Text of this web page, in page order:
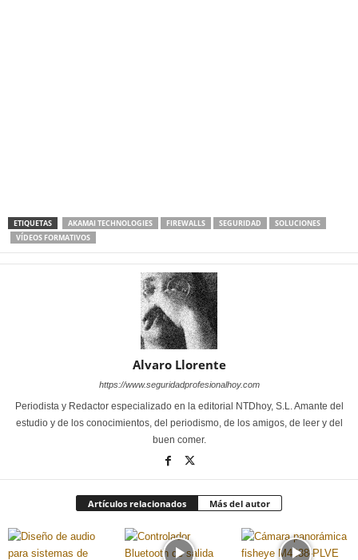
ETIQUETAS AKAMAI TECHNOLOGIES FIREWALLS SEGURIDAD
SOLUCIONES
VÍDEOS FORMATIVOS
Alvaro Llorente
https://www.seguridadprofesionalhoy.com
Periodista y Redactor especializado en la editorial NTDhoy, S.L. Amante del
estudio y de los conocimientos, del periodismo, de los amigos, de leer y del
buen comer.
Artículos relacionados Más del autor